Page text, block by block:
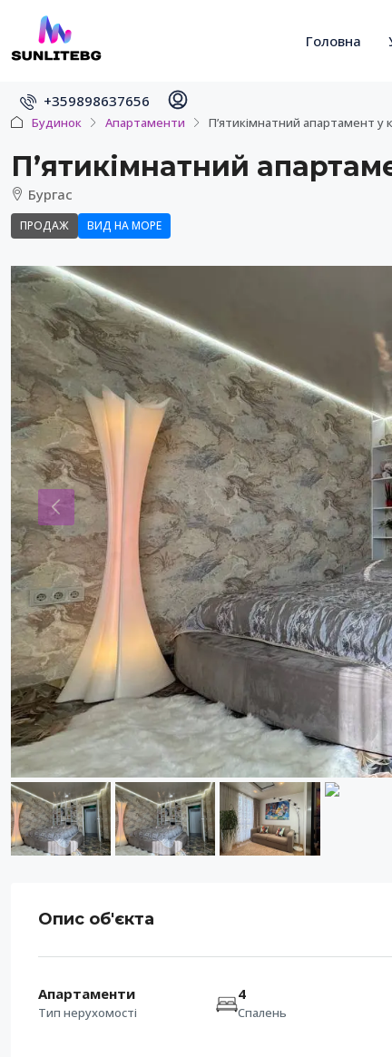
Головна
+359898637656
Будинок Апартаменти П’ятикімнатний апартамент у
П’ятикімнатний
Бургас
ПРОДАЖ ВИД НА МОРЕ
Опис об'єкта
Апартаменти
Тип нерухомості
4
Спалень